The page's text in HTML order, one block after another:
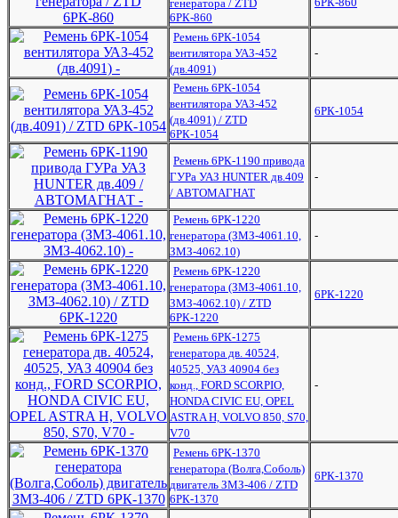
генератора / ZTD
6РК-860
Ремень 6РК-1054
вентилятора УАЗ-452
(дв.4091)
-
Ремень 6РК-1054
вентилятора УАЗ-452
(дв.4091) / ZTD
6РК-1054
6РК-1054
Ремень 6РК-1190 привода
ГУРа УАЗ HUNTER дв.409
/ АВТОМАГНАТ
-
Ремень 6РК-1220
генератора (ЗМЗ-4061.10,
ЗМЗ-4062.10)
-
Ремень 6РК-1220
генератора (ЗМЗ-4061.10,
ЗМЗ-4062.10) / ZTD
6РК-1220
6РК-1220
Ремень 6РК-1275
генератора дв. 40524,
40525, УАЗ 40904 без
конд., FORD SCORPIO,
HONDA CIVIC EU, OPEL
ASTRA H, VOLVO 850, S70,
V70
-
Ремень 6РК-1370
генератора (Волга,Соболь)
двигатель ЗМЗ-406 / ZTD
6РК-1370
6РК-1370